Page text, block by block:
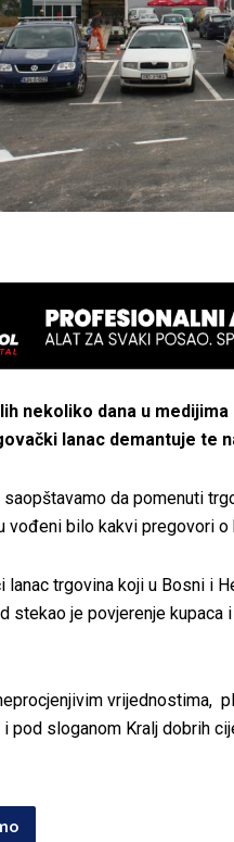
nekoliko dana u
lanac demantuje te
saopštavamo da pomenuti
vođeni bilo kakvi pregovori o
lanac trgovina koji u Bosni i
stekao je povjerenje kupaca
vrijednostima,
pod sloganom Kralj dobrih